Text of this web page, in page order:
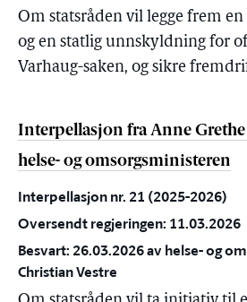
Om statsråden vil legge frem
og en statlig unnskyldning for
Varhaug-saken, og sikre
Interpellasjon fra Anne
helse- og omsorgsministeren
Interpellasjon nr. 21 (2025-2026)
Oversendt regjeringen: 11.03.2026
Besvart: 26.03.2026 av helse- og
Christian Vestre